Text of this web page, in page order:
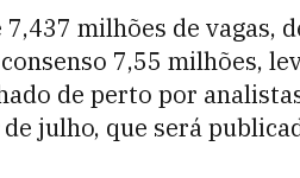
milhões de vagas,
7,55 milhões,
de perto por
de julho, que será